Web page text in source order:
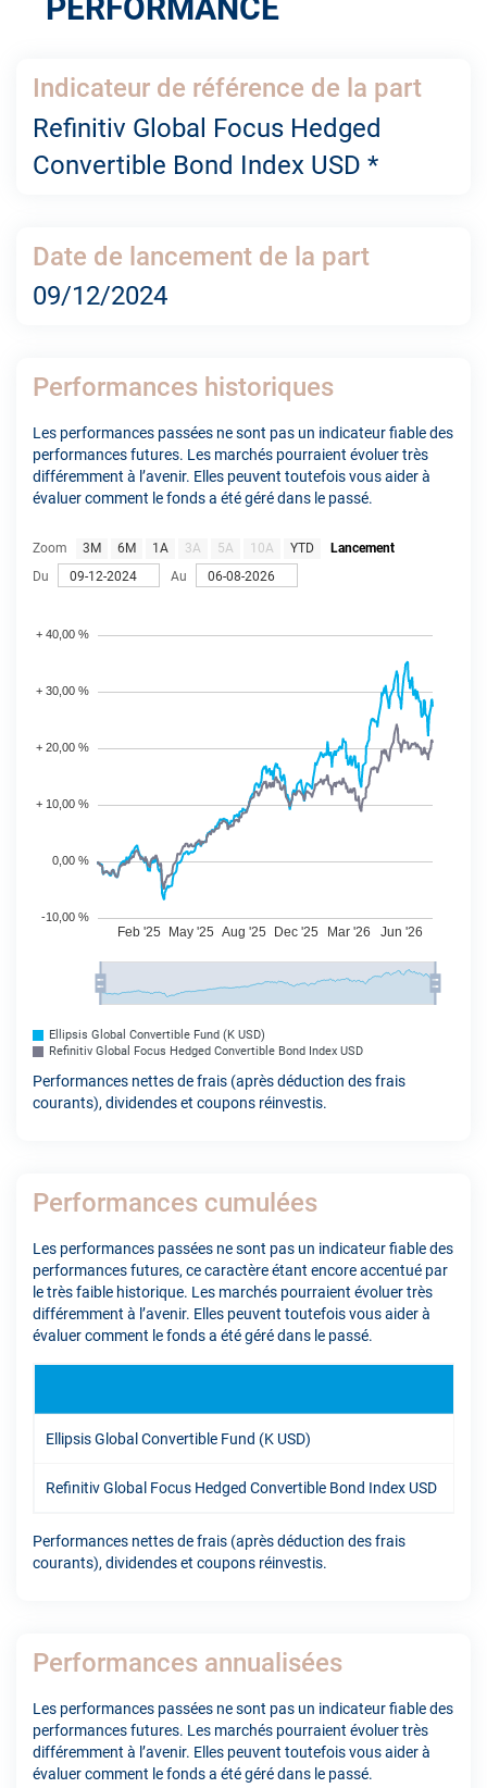
PERFORMANCE
Indicateur de référence de la part
Refinitiv Global Focus Hedged
Convertible Bond Index USD *
Date de lancement de la part
09/12/2024
Performances historiques
Les performances passées ne sont pas un indicateur fiable des
performances futures. Les marchés pourraient évoluer très
différemment à l’avenir. Elles peuvent toutefois vous aider à
évaluer comment le fonds a été géré dans le passé.
Zoom 3M 6M 1A 3A 5A 10A YTD
Lancement
Du
Au
Ellipsis Global Convertible Fund (K USD)
Refinitiv Global Focus Hedged Convertible Bond Index USD
Performances nettes de frais (après déduction des frais
courants), dividendes et coupons réinvestis.
Performances cumulées
Les performances passées ne sont pas un indicateur fiable des
performances futures, ce caractère étant encore accentué par
le très faible historique. Les marchés pourraient évoluer très
différemment à l’avenir. Elles peuvent toutefois vous aider à
évaluer comment le fonds a été géré dans le passé.
Ellipsis Global Convertible Fund (K USD)
Refinitiv Global Focus Hedged Convertible Bond Index USD
Performances nettes de frais (après déduction des frais
courants), dividendes et coupons réinvestis.
Performances annualisées
Les performances passées ne sont pas un indicateur fiable des
performances futures. Les marchés pourraient évoluer très
différemment à l’avenir. Elles peuvent toutefois vous aider à
évaluer comment le fonds a été géré dans le passé.